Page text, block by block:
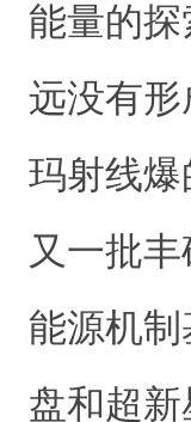
能量的
远没有
玛射线
又一批
能源机
盘和超